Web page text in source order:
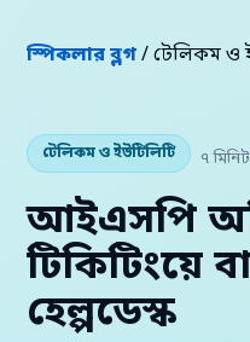
স্পিকলার ব্লগ/ টেলিকম ও
টেলিকম ও ইউটিলিটি ৭
আইএসপি
টিকিটিংয়ে
হেল্পডেস্ক